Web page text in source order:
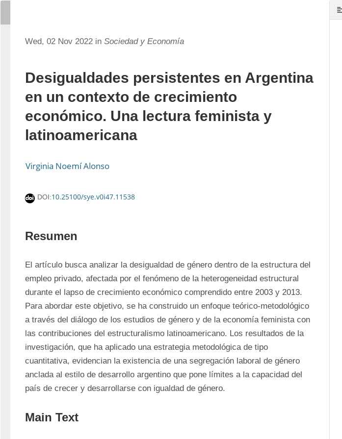
Wed, 02 Nov 2022 in Sociedad y Economía
Desigualdades persistentes en Argentina
en un contexto de crecimiento
económico. Una lectura feminista y
latinoamericana
Virginia Noemí Alonso
DOI:10.25100/sye.v0i47.11538
Resumen
El artículo busca analizar la desigualdad de género dentro de la estructura del
empleo privado, afectada por el fenómeno de la heterogeneidad estructural
durante el lapso de crecimiento económico comprendido entre 2003 y 2013.
Para abordar este objetivo, se ha construido un enfoque teórico-metodológico
a través del diálogo de los estudios de género y de la economía feminista con
las contribuciones del estructuralismo latinoamericano. Los resultados de la
investigación, que ha aplicado una estrategia metodológica de tipo
cuantitativa, evidencian la existencia de una segregación laboral de género
anclada al estilo de desarrollo argentino que pone límites a la capacidad del
país de crecer y desarrollarse con igualdad de género.
Main Text